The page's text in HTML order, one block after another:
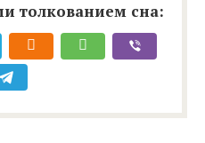
толкованием сна: